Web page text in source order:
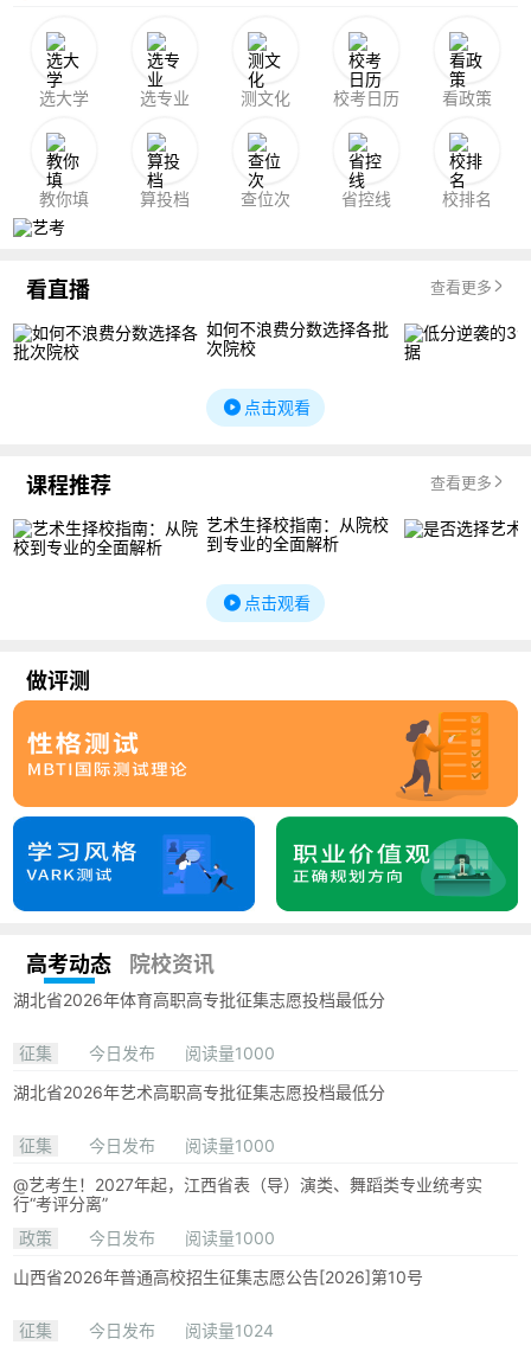
选大学 选专业 测文化 校考日历 看政策
教你填 算投档 查位次 省控线 校排名
看直播 查看更多
如何不浪费分数选择各批
次院校
点击观看
课程推荐 查看更多
艺术生择校指南：从院校
到专业的全面解析
点击观看
做评测
高考动态 院校资讯
湖北省2026年体育高职高专批征集志愿投档最低分
征集 今日发布
阅读量1000
湖北省2026年艺术高职高专批征集志愿投档最低分
征集 今日发布
阅读量1000
@艺考生！2027年起，江西省表（导）演类、舞蹈类专业统考实
行“考评分离”
政策
今日发布
阅读量1000
山西省2026年普通高校招生征集志愿公告[2026]第10号
征集 今日发布
阅读量1024